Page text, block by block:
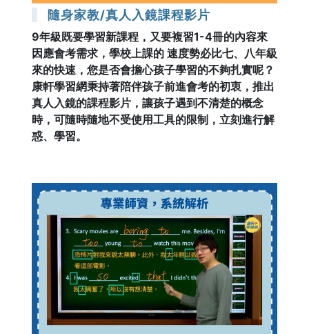
隨身家教/真人入鏡課程影片
9年級既要學習新課程，又要複習1-4冊的內容來
因應會考需求，學校上課的 速度勢必比七、八年級
來的快速，您是否會擔心孩子學習的不夠扎實呢？
康軒學習網秉持著陪伴孩子前進會考的初衷，推出
真人入鏡的課程影片，讓孩子遇到不清楚的概念
時，可隨時隨地不受使用工具的限制，立刻進行解
惑、學習。